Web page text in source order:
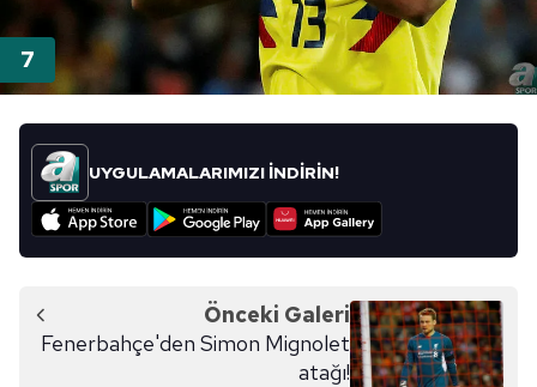
UYGULAMALARIMIZI İNDİRİN!
Önceki Galeri
Fenerbahçe'den Simon Mignolet
atağı!